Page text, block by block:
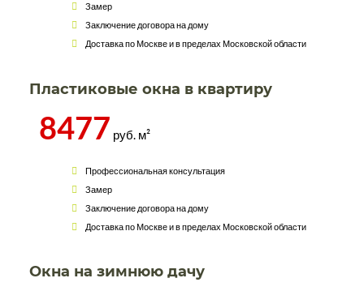
Замер
Заключение договора на дому
Доставка по Москве и в пределах Московской области
Пластиковые окна в квартиру
8477 руб. м²
Профессиональная консультация
Замер
Заключение договора на дому
Доставка по Москве и в пределах Московской области
Окна на зимнюю дачу